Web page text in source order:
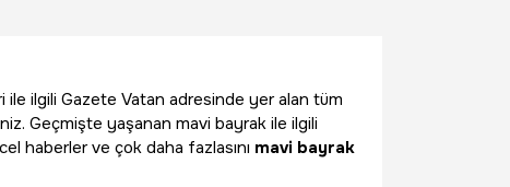
ile ilgili Gazete Vatan adresinde yer alan tüm
Geçmişte yaşanan mavi bayrak ile ilgili
haberler ve çok daha fazlasını mavi bayrak